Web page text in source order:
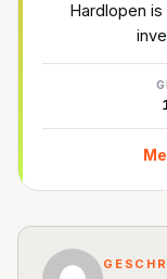
Hardlopen